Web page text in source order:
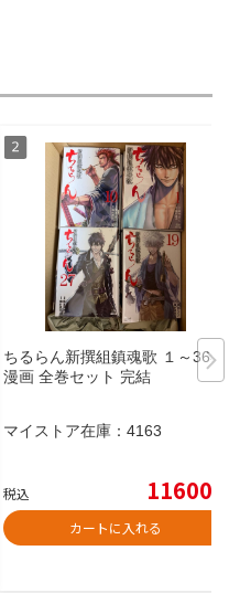
ちるらん新撰組鎮魂歌 １～36巻
漫画 全巻セット 完結
マイストア在庫： 4163
税込 11600
カートに入れる